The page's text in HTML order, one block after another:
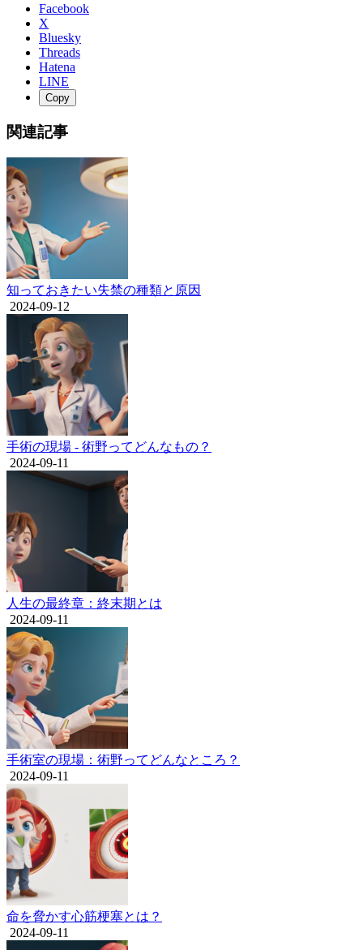
Facebook
X
Bluesky
Threads
Hatena
LINE
Copy
関連記事
知っておきたい失禁の種類と原因
2024-09-12
手術の現場 - 術野ってどんなもの？
2024-09-11
人生の最終章：終末期とは
2024-09-11
手術室の現場：術野ってどんなところ？
2024-09-11
命を脅かす心筋梗塞とは？
2024-09-11